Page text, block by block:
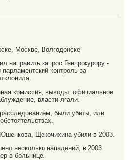
Москве, Волгодонске
направить запрос Генпрокурору -
контроль за
комиссия, выводы: официальное
власти лгали.
были убиты, или
Щекочихина убили в 2003.
несколько нападений, в 2003
в больнице.